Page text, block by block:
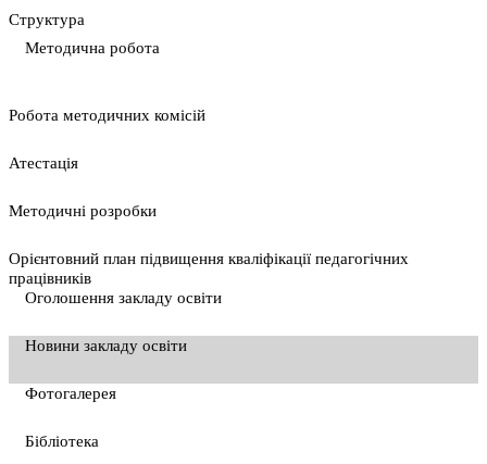
Cтруктура
Методична робота
Pобота методичних комісій
Атестація
Методичні розробки
Орієнтовний план підвищення кваліфікації педагогічних
працівників
Оголошення закладу освіти
Новини закладу освіти
Фотогалерея
Бібліотека